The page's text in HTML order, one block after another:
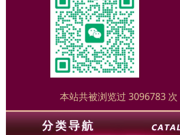
本站共被浏览过 3096783 次